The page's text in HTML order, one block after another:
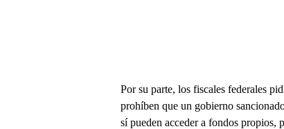
Por su parte, los fiscales federales
prohíben que un gobierno
sí pueden acceder a fondos propios,